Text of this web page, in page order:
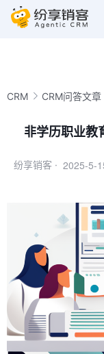
CRM CRM问答文章
非学历职业教
纷享销客 · 2025-5-